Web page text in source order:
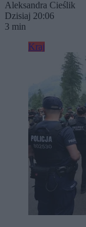
Aleksandra Cieślik
Dzisiaj 20:06
3 min
Kraj